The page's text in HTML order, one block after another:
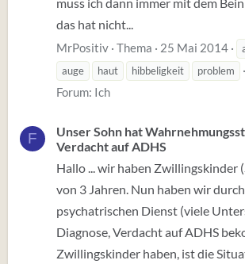
das hat nicht...
MrPositiv Thema 25 Mai 2014
auge
haut hibbeligkeit problem
Forum: Ich
F
Unser Sohn hat
Verdacht auf ADHS
Hallo ... wir haben Zwillingskinder
von 3 Jahren. Nun haben wir
psychatrischen Dienst (viele
Diagnose, Verdacht auf ADHS
Zwillingskinder haben, ist die